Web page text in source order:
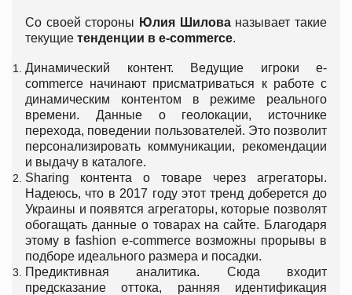
Со своей стороны Юлия Шилованазывает такие
текущие тенденции в e-commerce.
Динамический контент. Ведущие игроки e-
commerce начинают присматриваться к работе с
динамическим контентом в режиме реального
времени. Данные о геолокации, источнике
перехода, поведении пользователей. Это позволит
персонализировать коммуникации, рекомендации
и выдачу в каталоге.
Sharing контента о товаре через агрегаторы.
Надеюсь, что в 2017 году этот тренд доберется до
Украины и появятся агрегаторы, которые позволят
обогащать данные о товарах на сайте. Благодаря
этому в fashion e-commerce возможны прорывы в
подборе идеального размера и посадки.
Предиктивная аналитика. Сюда входит
предсказание оттока, ранняя идентификация